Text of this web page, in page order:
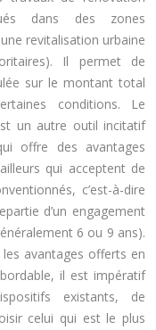
dans des zones
revitalisation urbaine
Il permet de
sur le montant total
conditions. Le
un autre outil incitatif
offre des avantages
qui acceptent de
c’est-à-dire
d’un engagement
6 ou 9 ans).
avantages offerts en
il est impératif
existants, de
celui qui est le plus